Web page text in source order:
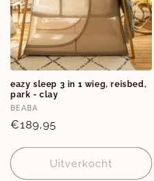
eazy sleep 3 in 1 wieg, reisbed,
park - clay
Verkoper:
BEABA
Normale
€189,95
Uitverkocht